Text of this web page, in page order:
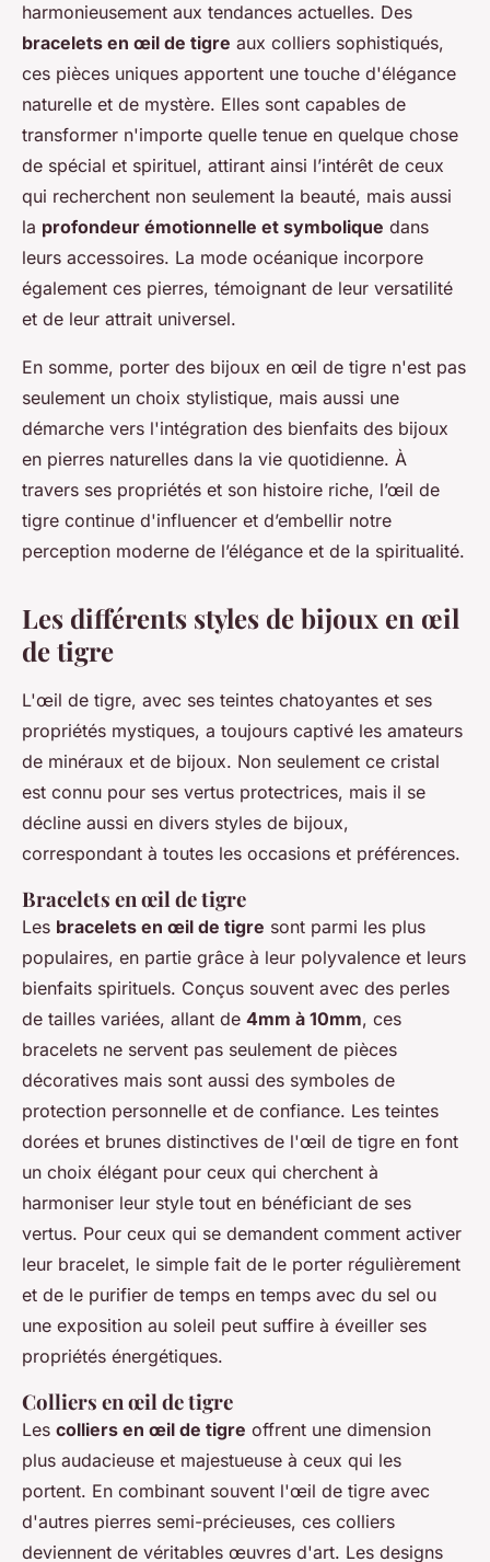
harmonieusement aux tendances actuelles. Des
bracelets en œil de tigre aux colliers sophistiqués,
ces pièces uniques apportent une touche d'élégance
naturelle et de mystère. Elles sont capables de
transformer n'importe quelle tenue en quelque chose
de spécial et spirituel, attirant ainsi l’intérêt de ceux
qui recherchent non seulement la beauté, mais aussi
la profondeur émotionnelle et symbolique dans
leurs accessoires. La mode océanique incorpore
également ces pierres, témoignant de leur versatilité
et de leur attrait universel.
En somme, porter des bijoux en œil de tigre n'est pas
seulement un choix stylistique, mais aussi une
démarche vers l'intégration des bienfaits des bijoux
en pierres naturelles dans la vie quotidienne. À
travers ses propriétés et son histoire riche, l’œil de
tigre continue d'influencer et d’embellir notre
perception moderne de l’élégance et de la spiritualité.
Les différents styles de bijoux en œil
de tigre
L'œil de tigre, avec ses teintes chatoyantes et ses
propriétés mystiques, a toujours captivé les amateurs
de minéraux et de bijoux. Non seulement ce cristal
est connu pour ses vertus protectrices, mais il se
décline aussi en divers styles de bijoux,
correspondant à toutes les occasions et préférences.
Bracelets en œil de tigre
Les bracelets en œil de tigre sont parmi les plus
populaires, en partie grâce à leur polyvalence et leurs
bienfaits spirituels. Conçus souvent avec des perles
de tailles variées, allant de 4mm à 10mm, ces
bracelets ne servent pas seulement de pièces
décoratives mais sont aussi des symboles de
protection personnelle et de confiance. Les teintes
dorées et brunes distinctives de l'œil de tigre en font
un choix élégant pour ceux qui cherchent à
harmoniser leur style tout en bénéficiant de ses
vertus. Pour ceux qui se demandent comment activer
leur bracelet, le simple fait de le porter régulièrement
et de le purifier de temps en temps avec du sel ou
une exposition au soleil peut suffire à éveiller ses
propriétés énergétiques.
Colliers en œil de tigre
Les colliers en œil de tigre offrent une dimension
plus audacieuse et majestueuse à ceux qui les
portent. En combinant souvent l'œil de tigre avec
d'autres pierres semi-précieuses, ces colliers
deviennent de véritables œuvres d'art. Les designs